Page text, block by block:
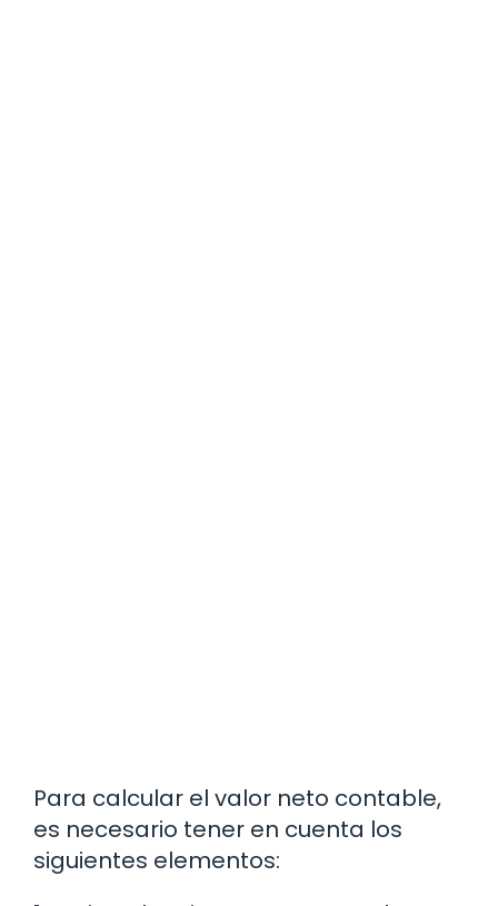
Para calcular el valor neto contable,
es necesario tener en cuenta los
siguientes elementos: